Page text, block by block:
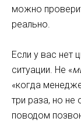
можно
реально.
Если у вас нет
ситуации. Не «
«когда
три раза, но не
поводом